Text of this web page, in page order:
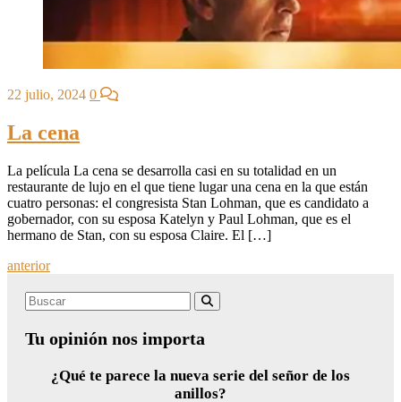
22 julio, 2024 0
La cena
La película La cena se desarrolla casi en su totalidad en un
restaurante de lujo en el que tiene lugar una cena en la que están
cuatro personas: el congresista Stan Lohman, que es candidato a
gobernador, con su esposa Katelyn y Paul Lohman, que es el
hermano de Stan, con su esposa Claire. El […]
Posts
navigation
anterior
Search
Tu opinión nos importa
¿Qué te parece la nueva serie del señor de los
anillos?